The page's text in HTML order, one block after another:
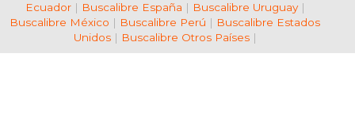
Ecuador| Buscalibre España | Buscalibre Uruguay|
Buscalibre México | Buscalibre Perú | Buscalibre Estados
Unidos| Buscalibre Otros Países|